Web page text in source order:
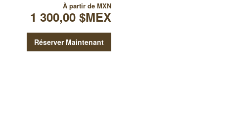
À partir de MXN
1 300,00 $MEX
Réserver Maintenant